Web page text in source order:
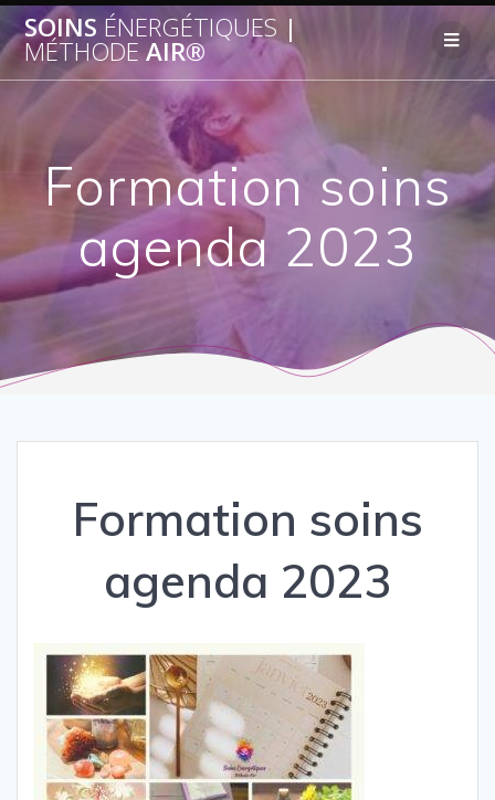
SOINS ÉNERGÉTIQUES |
MÉTHODEAIR®
Formation soins
agenda 2023
Formation soins
agenda 2023